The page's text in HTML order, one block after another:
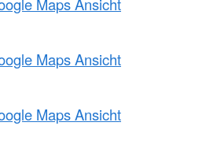
Maps Ansicht
Maps Ansicht